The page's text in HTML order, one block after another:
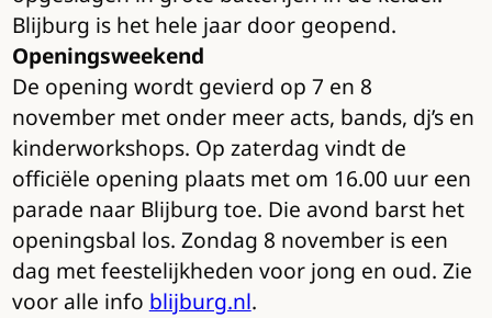
Blijburg is het hele jaar door geopend.
Openingsweekend
De opening wordt gevierd op 7 en 8
november met onder meer acts, bands, dj’s en
kinderworkshops. Op zaterdag vindt de
officiële opening plaats met om 16.00 uur een
parade naar Blijburg toe. Die avond barst het
openingsbal los. Zondag 8 november is een
dag met feestelijkheden voor jong en oud. Zie
voor alle info blijburg.nl.